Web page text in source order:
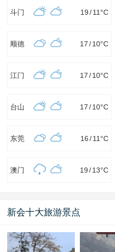
斗门 19/ 11 °C
顺德 17/ 10°C
江门 17/ 10°C
台山 17/ 10°C
东莞 16/ 11 °C
澳门 19/ 13°C
新会十大旅游景点